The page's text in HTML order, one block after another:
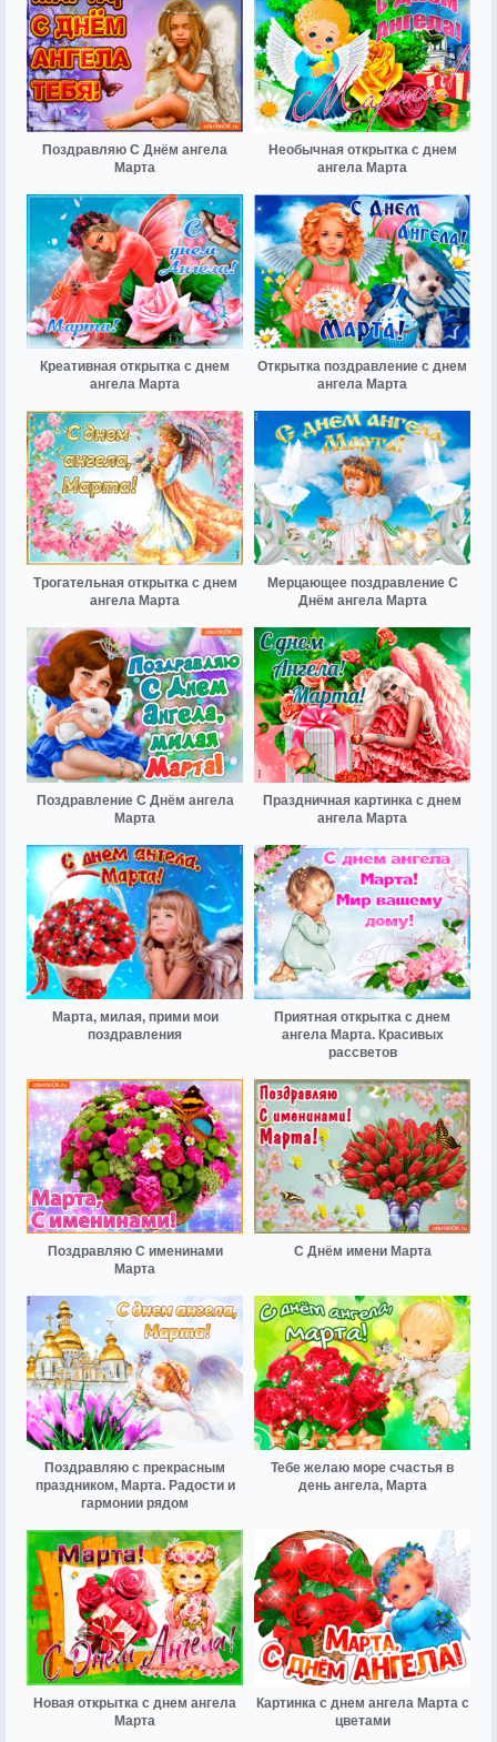
Поздравляю С Днём ангела
Марта
Необычная открытка с днем
ангела Марта
Креативная открытка с днем
ангела Марта
Открытка поздравление с днем
ангела Марта
Трогательная открытка с днем
ангела Марта
Мерцающее поздравление С
Днём ангела Марта
Поздравление С Днём ангела
Марта
Праздничная картинка с днем
ангела Марта
Марта, милая, прими мои
поздравления
Приятная открытка с днем
ангела Марта. Красивых
рассветов
Поздравляю С именинами
Марта
С Днём имени Марта
Поздравляю с прекрасным
праздником, Марта. Радости и
гармонии рядом
Тебе желаю море счастья в
день ангела, Марта
Новая открытка с днем ангела
Марта
Картинка с днем ангела Марта с
цветами